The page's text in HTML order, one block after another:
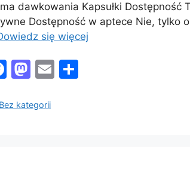
dawkowania Kapsułki Dostępność
Dostępność w aptece Nie, tylko
się więcej
F
c
M
st
E
Kategorie
Bez kategorii